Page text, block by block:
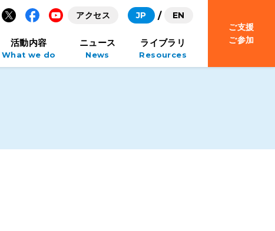
アクセス EN
JP
活動内容
What we do
ニュース
News
ライブラリ
Resources
ご支援
ご参加